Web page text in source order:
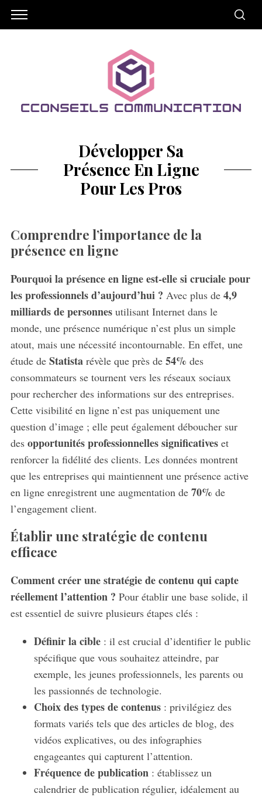
Développer Sa
Présence En Ligne
Pour Les Pros
Comprendre l’importance de la
présence en ligne
Pourquoi la présence en ligne est-elle si cruciale pour
les professionnels d’aujourd’hui ? Avec plus de 4,9
milliards de personnesutilisant Internet dans le
monde, une présence numérique n’est plus un simple
atout, mais une nécessité incontournable. En effet, une
étude de Statistarévèle que près de 54% des
consommateurs se tournent vers les réseaux sociaux
pour rechercher des informations sur des entreprises.
Cette visibilité en ligne n’est pas uniquement une
question d’image ; elle peut également déboucher sur
des opportunités professionnelles significativeset
renforcer la fidélité des clients. Les données montrent
que les entreprises qui maintiennent une présence active
en ligne enregistrent une augmentation de 70% de
l’engagement client.
Établir une stratégie de contenu
efficace
Comment créer une stratégie de contenu qui capte
réellement l’attention ? Pour établir une base solide, il
est essentiel de suivre plusieurs étapes clés :
Définir la cible: il est crucial d’identifier le public
spécifique que vous souhaitez atteindre, par
exemple, les jeunes professionnels, les parents ou
les passionnés de technologie.
Choix des types de contenus: privilégiez des
formats variés tels que des articles de blog, des
vidéos explicatives, ou des infographies
engageantes qui capturent l’attention.
Fréquence de publication: établissez un
calendrier de publication régulier, idéalement au